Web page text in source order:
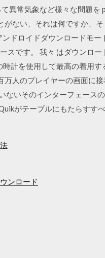
異常気象など様々な問題を
ない、それは何ですか、
ドロイドダウンロードモ
スです。 我々 はダウンロ
計を使用して最高の着用
人のプレイヤーの画面に
ないそのインターフェース
がテーブルにもたらすす
ンロード